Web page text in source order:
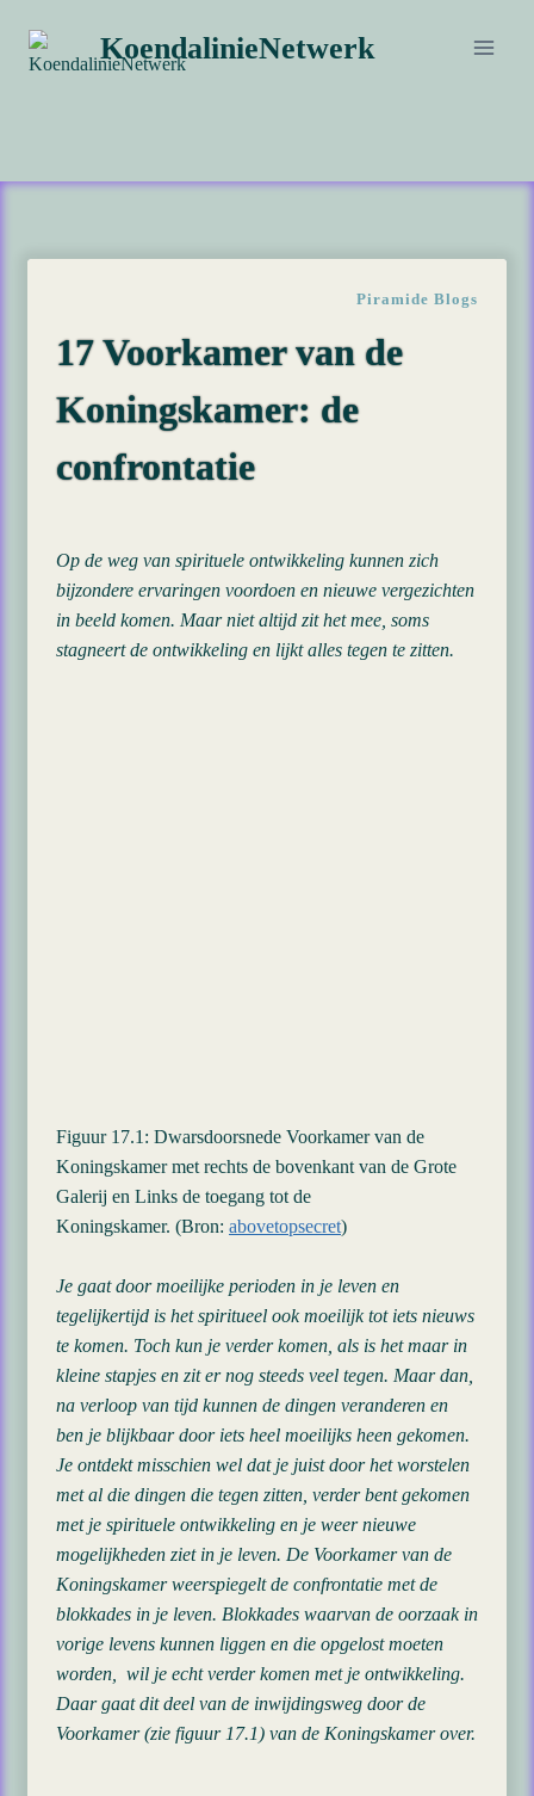
naar
inhoud
KoendalinieNetwerk
Piramide Blogs
17 Voorkamer van de
Koningskamer: de
confrontatie
Op de weg van spirituele ontwikkeling kunnen zich
bijzondere ervaringen voordoen en nieuwe vergezichten
in beeld komen. Maar niet altijd zit het mee, soms
stagneert de ontwikkeling en lijkt alles tegen te zitten.
Figuur 17.1: Dwarsdoorsnede Voorkamer van de
Koningskamer met rechts de bovenkant van de Grote
Galerij en Links de toegang tot de
Koningskamer. (Bron: abovetopsecret)
Je gaat door moeilijke perioden in je leven en
tegelijkertijd is het spiritueel ook moeilijk tot iets nieuws
te komen. Toch kun je verder komen, als is het maar in
kleine stapjes en zit er nog steeds veel tegen. Maar dan,
na verloop van tijd kunnen de dingen veranderen en
ben je blijkbaar door iets heel moeilijks heen gekomen.
Je ontdekt misschien wel dat je juist door het worstelen
met al die dingen die tegen zitten, verder bent gekomen
met je spirituele ontwikkeling en je weer nieuwe
mogelijkheden ziet in je leven. De Voorkamer van de
Koningskamer weerspiegelt de confrontatie met de
blokkades in je leven. Blokkades waarvan de oorzaak in
vorige levens kunnen liggen en die opgelost moeten
worden, wil je echt verder komen met je ontwikkeling.
Daar gaat dit deel van de inwijdingsweg door de
Voorkamer (zie figuur 17.1) van de Koningskamer over.